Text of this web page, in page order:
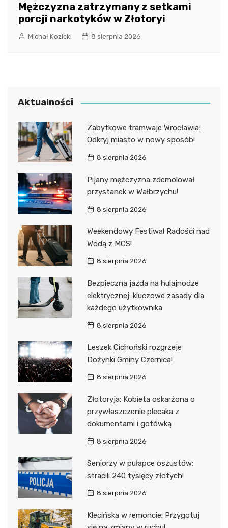
Mężczyzna zatrzymany z setkami
porcji narkotyków w Złotoryi
Michał Kozicki 8 sierpnia 2026
Aktualności
Zabytkowe tramwaje Wrocławia:
Odkryj miasto w nowy sposób!
8 sierpnia 2026
Pijany mężczyzna zdemolował
przystanek w Wałbrzychu!
8 sierpnia 2026
Weekendowy Festiwal Radości nad
Wodą z MCS!
8 sierpnia 2026
Bezpieczna jazda na hulajnodze
elektrycznej: kluczowe zasady dla
każdego użytkownika
8 sierpnia 2026
Leszek Cichoński rozgrzeje
Dożynki Gminy Czernica!
8 sierpnia 2026
Złotoryja: Kobieta oskarżona o
przywłaszczenie plecaka z
dokumentami i gotówką
8 sierpnia 2026
Seniorzy w pułapce oszustów:
stracili 240 tysięcy złotych!
8 sierpnia 2026
Klecińska w remoncie: Przygotuj